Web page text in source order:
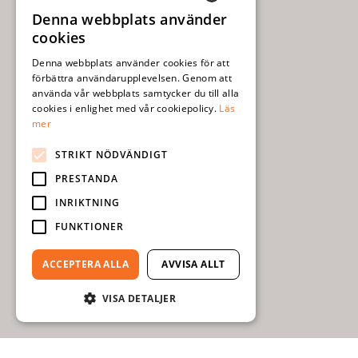
SWEDISH
Denna webbplats använder
cookies
Denna webbplats använder cookies för att
förbättra användarupplevelsen. Genom att
använda vår webbplats samtycker du till alla
cookies i enlighet med vår cookiepolicy. Läs
mer
STRIKT NÖDVÄNDIGT
PRESTANDA
INRIKTNING
FUNKTIONER
ACCEPTERA ALLA AVVISA ALLT
VISA DETALJER